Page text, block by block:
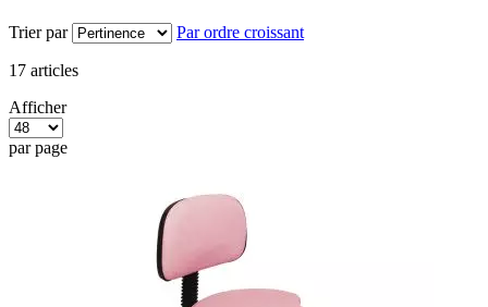
Trier par Par ordre croissant
17 articles
Afficher
par page